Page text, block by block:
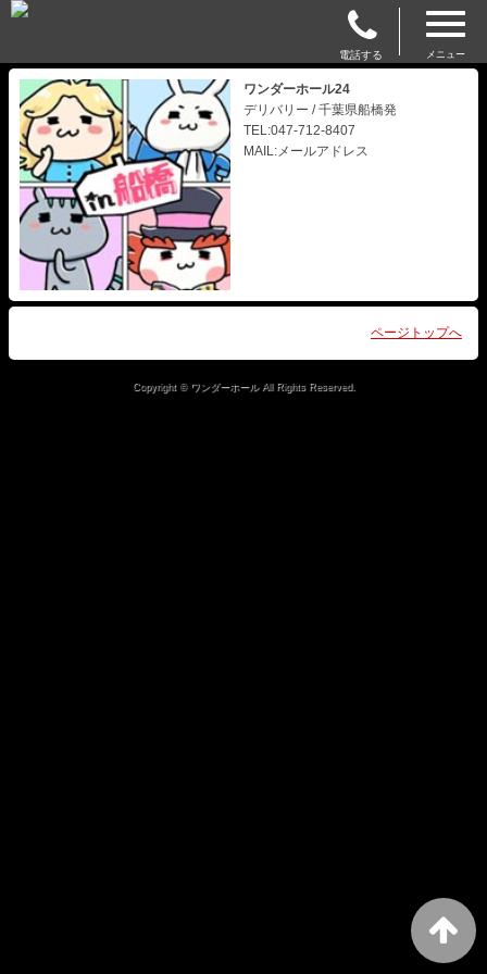
電話する メニュー
ワンダーホール24
デリバリー / 千葉県船橋発
TEL:047-712-8407
MAIL:メールアドレス
ページトップへ
Copyright © ワンダーホール All Rights Reserved.